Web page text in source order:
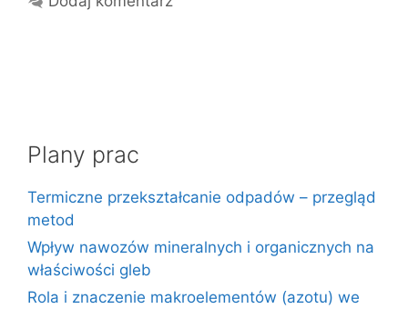
Plany prac
Termiczne przekształcanie odpadów – przegląd
metod
Wpływ nawozów mineralnych i organicznych na
właściwości gleb
Rola i znaczenie makroelementów (azotu) we